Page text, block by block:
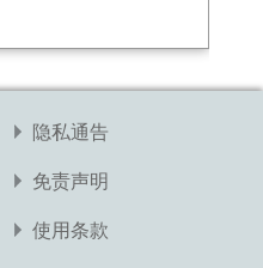
隐私通告
免责声明
使用条款